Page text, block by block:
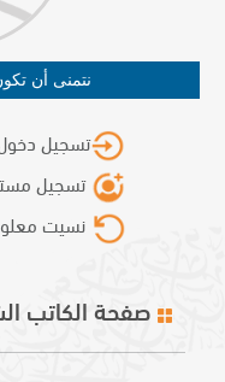
نتمنى أن
تسجيل
تسجيل
نسيت
صفحة الكاتب